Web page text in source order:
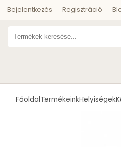
Bejelentkezés Regisztráció
FőoldalTermékeinkHelyiségek